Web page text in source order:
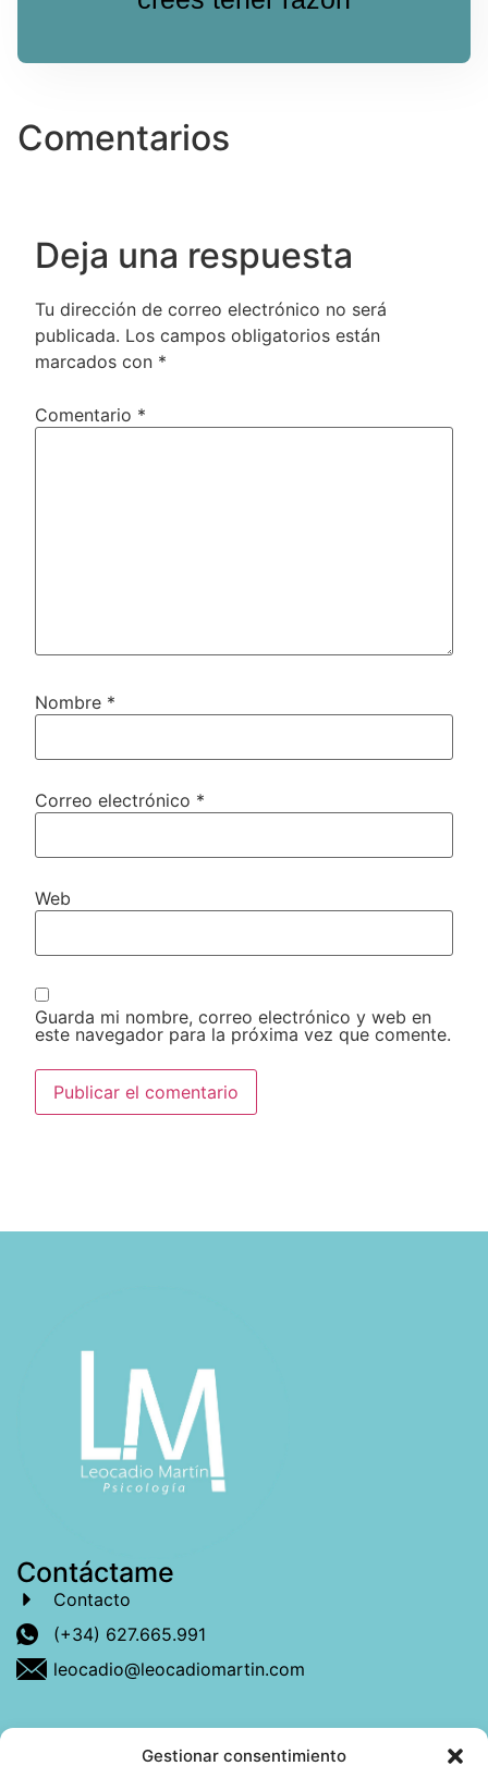
Gestionar consentimiento
Comentarios
Deja una respuesta
Tu dirección de correo electrónico no será
publicada. Los campos obligatorios están
marcados con *
Comentario *
Nombre *
Correo electrónico *
Web
Guarda mi nombre, correo electrónico y web en
este navegador para la próxima vez que comente.
Contáctame
Contacto
(+34) 627.665.991
leocadio@leocadiomartin.com